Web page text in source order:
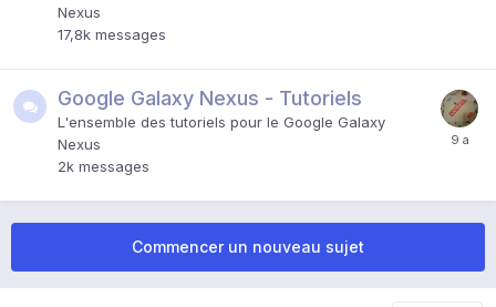
Nexus
17,8k messages
Google Galaxy Nexus - Tutoriels
L'ensemble des tutoriels pour le Google Galaxy
Nexus
2k messages
Commencer un nouveau sujet